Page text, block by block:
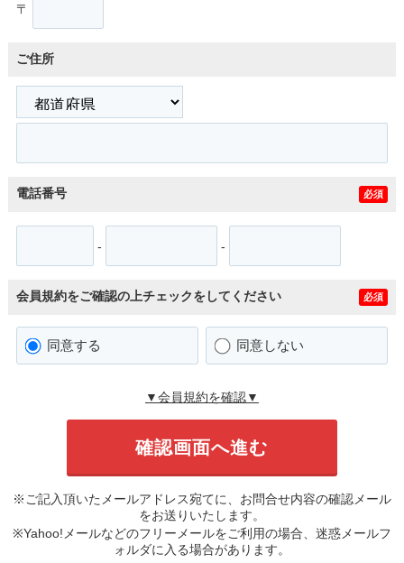
〒
ご住所
電話番号 必須
- -
会員規約をご確認の上チェックをしてください 必須
同意する 同意しない
▼会員規約を確認▼
※ご記入頂いたメールアドレス宛てに、お問合せ内容の確認メール
をお送りいたします。
※Yahoo!メールなどのフリーメールをご利用の場合、迷惑メールフ
ォルダに入る場合があります。